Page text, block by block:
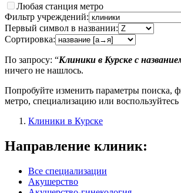
Любая станция метро
Фильтр учреждений:
Первый символ в названии:
Сортировка:
По запросу: “Клиники в Курске с
ничего не нашлось.
Попробуйте изменить параметры поиска,
метро, специализацию или
Клиники в Курске
Направление клиник:
Все специализации
Акушерство